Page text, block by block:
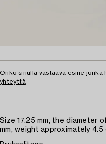
Onko sinulla vastaava esine jonka
yhteyttä
Size 17.25 mm, the diameter
mm, weight approximately 4.5